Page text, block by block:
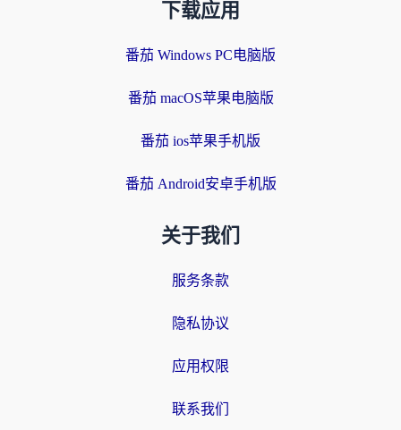
下载应用
番茄 Windows PC电脑版
番茄 macOS苹果电脑版
番茄 ios苹果手机版
番茄 Android安卓手机版
关于我们
服务条款
隐私协议
应用权限
联系我们